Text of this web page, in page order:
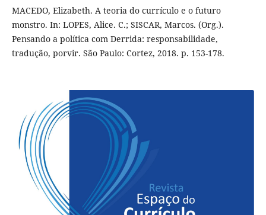
MACEDO, Elizabeth. A teoria do currículo e o futuro
monstro. In: LOPES, Alice. C.; SISCAR, Marcos. (Org.).
Pensando a política com Derrida: responsabilidade,
tradução, porvir. São Paulo: Cortez, 2018. p. 153-178.